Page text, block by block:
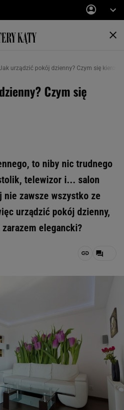
urządzić pokój dzienny? Czym się
Czym się
to niby nic trudnego
telewizor i... salon
nie zawsze wszystko ze
urządzić pokój dzienny,
elegancki?